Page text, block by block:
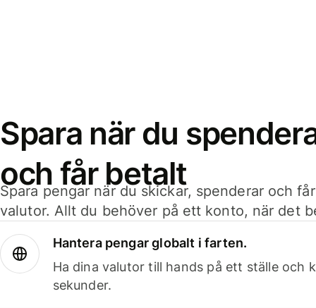
Spara när du
och får betalt
Spara pengar när du skickar, spenderar och
valutor. Allt du behöver på ett konto, när det
Hantera pengar globalt i farten.
Ha dina valutor till hands på ett ställe och
sekunder.